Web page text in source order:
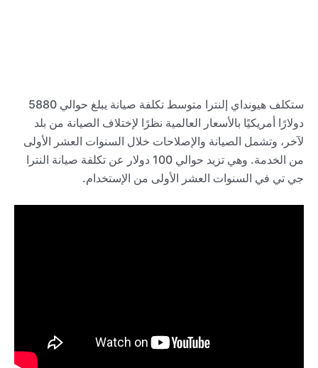
ستكلف هيونداي إلنترا متوسط تكلفة صيانة يبلغ حوالي 5880
دولارًا أمريكيًا بالأسعار العالمية نظرًا لإختلاف الصيانة من بلد
لآخر، وتشمل الصيانة والإصلاحات خلال السنوات العشر الأولى
من الخدمة. وهي تزيد حوالي 100 دولار عن تكلفة صيانة النترا
جي تي في السنوات العشر الأولى من الإستخدام.